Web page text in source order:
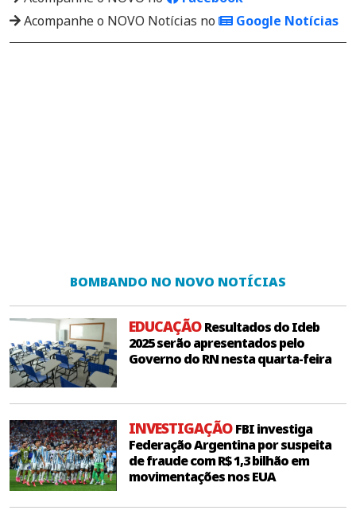
Acompanhe o NOVO Notícias no
Google Notícias
BOMBANDO NO NOVO NOTÍCIAS
EDUCAÇÃOResultados do Ideb
2025 serão apresentados pelo
Governo do RN nesta quarta-feira
INVESTIGAÇÃOFBI investiga
Federação Argentina por suspeita
de fraude com R$ 1,3 bilhão em
movimentações nos EUA